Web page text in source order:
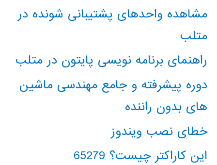
مشاهده واحدهای پشتیبانی شونده در
متلب
راهنمای برنامه نویسی پایتون در متلب
دوره پیشرفته و جامع مهندسی ماشین
های بدون راننده
خطای نصب ویندوز
این کاراکتر چیست؟ 65279